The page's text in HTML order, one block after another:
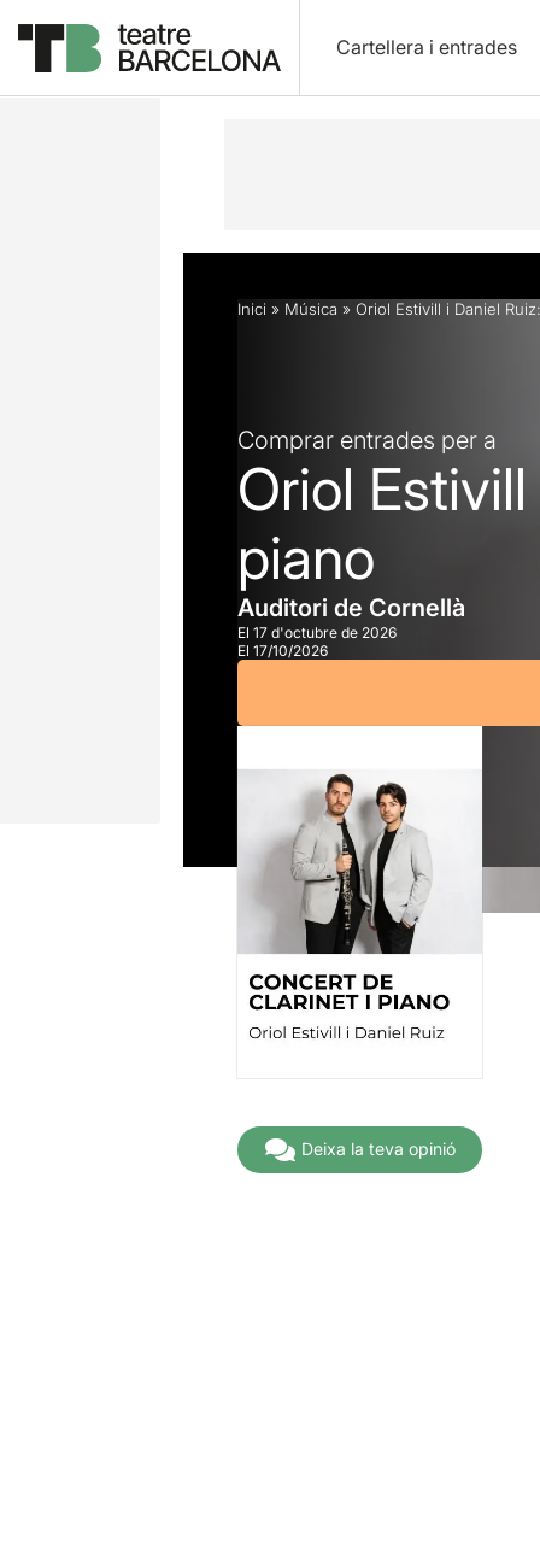
Cartellera i entrades
Descripció Horaris Fitxa artística
Inici » Música » Oriol Estivill i Daniel
Comprar entrades per a
Oriol
piano
Auditori de Cornellà
El 17 d'octubre de 2026
El 17/10/2026
Deixa la teva opinió